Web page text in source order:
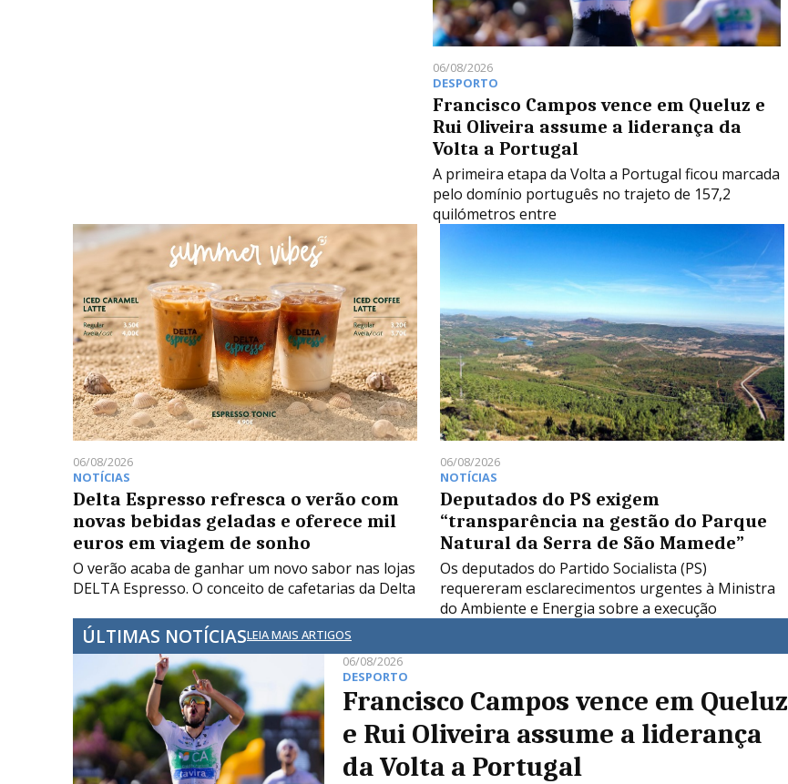
06/08/2026
DESPORTO
Francisco Campos vence em Queluz e
Rui Oliveira assume a liderança da
Volta a Portugal
A primeira etapa da Volta a Portugal ficou marcada
pelo domínio português no trajeto de 157,2
quilómetros entre
06/08/2026
NOTÍCIAS
Delta Espresso refresca o verão com
novas bebidas geladas e oferece mil
euros em viagem de sonho
O verão acaba de ganhar um novo sabor nas lojas
DELTA Espresso. O conceito de cafetarias da Delta
06/08/2026
NOTÍCIAS
Deputados do PS exigem
“transparência na gestão do Parque
Natural da Serra de São Mamede”
Os deputados do Partido Socialista (PS)
requereram esclarecimentos urgentes à Ministra
do Ambiente e Energia sobre a execução
ÚLTIMAS NOTÍCIASLEIA MAIS ARTIGOS
06/08/2026
DESPORTO
Francisco Campos vence em Queluz
e Rui Oliveira assume a liderança
da Volta a Portugal